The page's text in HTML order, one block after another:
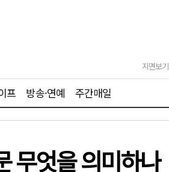
지면보기
프 방송·연예 주간매일
무엇을 의미하나